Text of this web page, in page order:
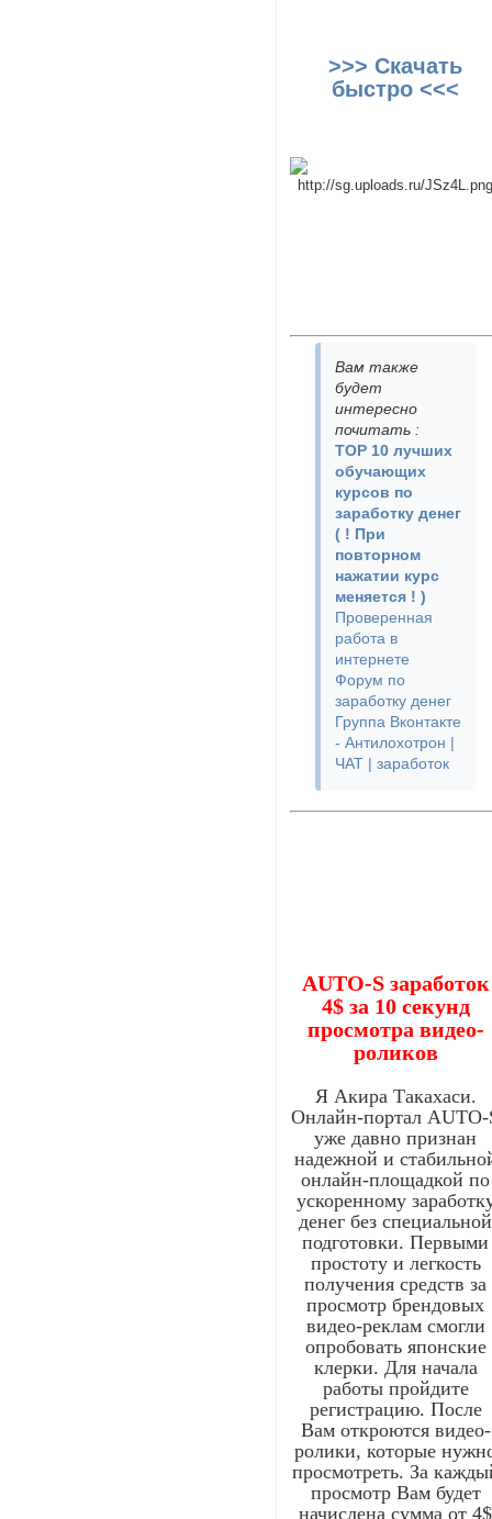
>>> Скачать
быстро <<<
Вам также
будет
интересно
почитать :
TOP 10 лучших
обучающих
курсов по
заработку денег
( ! При
повторном
нажатии курс
меняется ! )
Проверенная
работа в
интернете
Форум по
заработку денег
Группа Вконтакте
- Антилохотрон |
ЧАТ | заработок
AUTO-S заработок
4$ за 10 секунд
просмотра видео-
роликов
Я Акира Такахаси.
Онлайн-портал AUTO-
уже давно признан
надежной и
онлайн-площадкой по
ускоренному
денег без специальной
подготовки. Первыми
простоту и легкость
получения средств за
просмотр брендовых
видео-реклам смогли
опробовать японские
клерки. Для начала
работы пройдите
регистрацию. После
Вам откроются видео-
ролики, которые
просмотреть. За
просмотр Вам будет
начислена сумма от 4$